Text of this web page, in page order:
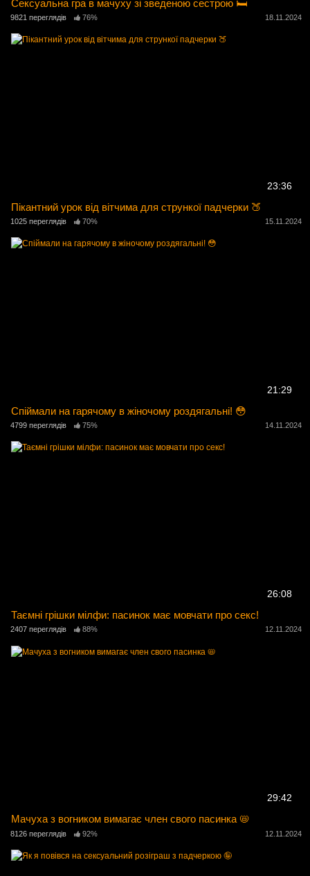
Сексуальна гра в мачуху зі зведеною сестрою 🛏️
9821 переглядів 76% 18.11.2024
23:36
Пікантний урок від вітчима для стрункої падчерки 🍑
1025 переглядів 70% 15.11.2024
21:29
Спіймали на гарячому в жіночому роздягальні! 😳
4799 переглядів 75% 14.11.2024
26:08
Таємні грішки мілфи: пасинок має мовчати про секс!
2407 переглядів 88% 12.11.2024
29:42
Мачуха з вогником вимагає член свого пасинка 📛
8126 переглядів 92% 12.11.2024